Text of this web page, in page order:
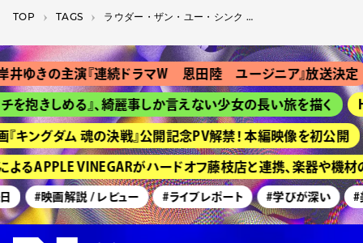
TOP T­A­G­S ラウダー・ザン・ユー・シンク ギャリー・ヤングとペイヴメントの物語
ゆきの主演『連続ドラマＷ 恩田陸 ユージニア』放送決定
抱きしめる』、綺麗事しか言えない少女の長い旅を描く
ングダム 魂の決戦』公開記念PV解禁！ 本編映像を初公開
るAPPLE VINEGARがハードオフ藤枝店と連携、楽器や機材
#映画解説 / レビュー #ライブレポート #学びが深い #